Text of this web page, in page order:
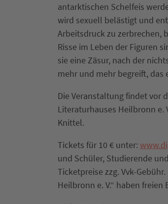
antarktischen Schelfeis
wird sexuell belästigt und
Arbeitsdruck zu zerbrechen,
Risse im Leben der Figuren
sie eine Zäsur, nach der
mehr und mehr begreift, das
Die Veranstaltung findet vor
Literaturhauses Heilbronn
Knittel.
Tickets für 10 € unter:
und Schüler, Studierende
Ticketpreise zzg. Vvk-
Heilbronn e. V.“ haben freien